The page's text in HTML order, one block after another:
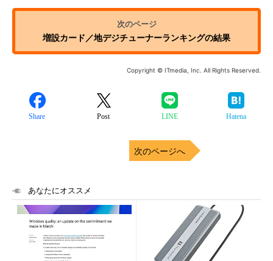
増設カード／地デジチューナーランキングの結果
Copyright © ITmedia, Inc. All Rights Reserved.
Share Post LINE Hatena
次のページへ
あなたにオススメ